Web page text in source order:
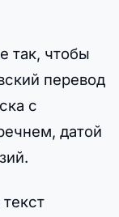
так, чтобы
перевод
с
датой